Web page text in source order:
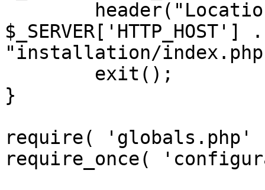
"installation/
}
require(
require_once(